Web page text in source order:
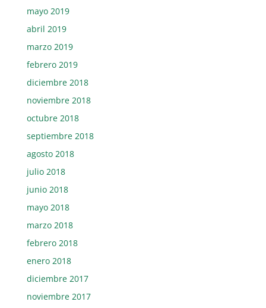
mayo 2019
abril 2019
marzo 2019
febrero 2019
diciembre 2018
noviembre 2018
octubre 2018
septiembre 2018
agosto 2018
julio 2018
junio 2018
mayo 2018
marzo 2018
febrero 2018
enero 2018
diciembre 2017
noviembre 2017